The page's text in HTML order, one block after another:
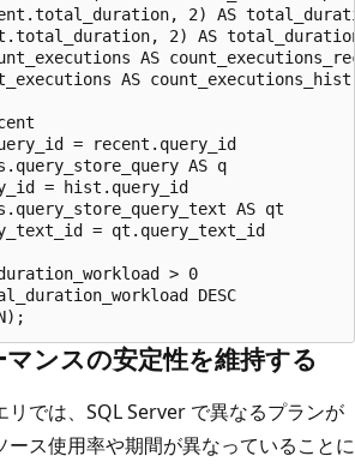
2) AS
2) AS
AS
AS count_executions_hist
= recent.query_id
AS q
= hist.query_id
AS qt
= qt.query_text_id
> 0
DESC
ンスの安定性を維持する
リでは、SQL Server で異なるプランが
ース使用率や期間が異なっていることに